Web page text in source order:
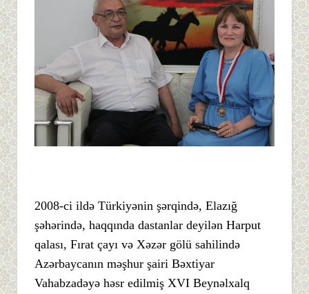
2008-ci ildə Türkiyənin şərqində, Elazığ
şəhərində, haqqında dastanlar deyilən Harput
qalası, Fırat çayı və Xəzər gölü sahilində
Azərbaycanın məşhur şairi Bəxtiyar
Vahabzadəyə həsr edilmiş XVI Beynəlxalq